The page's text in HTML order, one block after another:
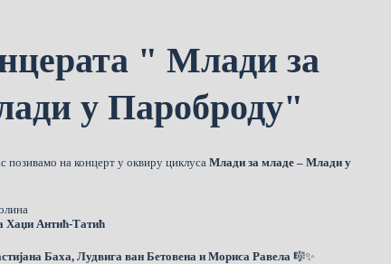
" Млади за
у Пароброду"
позивамо на концерт у оквиру циклусаМлади за младе – Млади у
Хаџи Антић-Татић
Баха, Лудвига ван Бетовена и Мориса Равела 🎼✨